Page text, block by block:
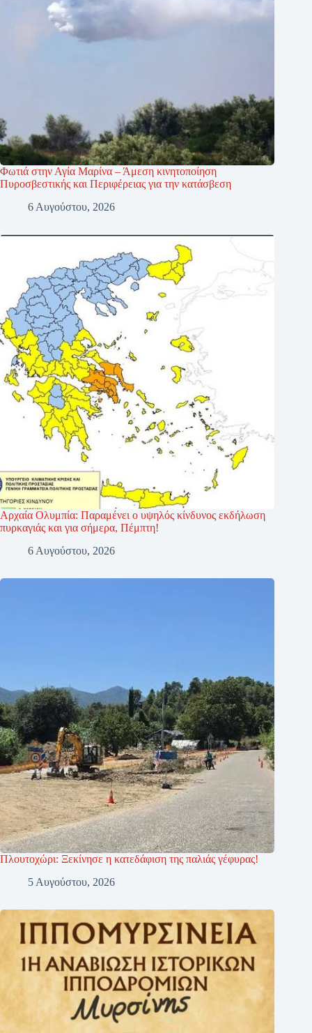
Φωτιά στην Αγία Μαρίνα – Άμεση κινητοποίηση
Πυροσβεστικής και Περιφέρειας για την κατάσβεση
6 Αυγούστου, 2026
Αρχαία Ολυμπία: Παραμένει ο υψηλός κίνδυνος εκδήλωση
πυρκαγιάς και για σήμερα, Πέμπτη!
6 Αυγούστου, 2026
Πλουτοχώρι: Ξεκίνησε η κατεδάφιση της παλιάς γέφυρας!
5 Αυγούστου, 2026